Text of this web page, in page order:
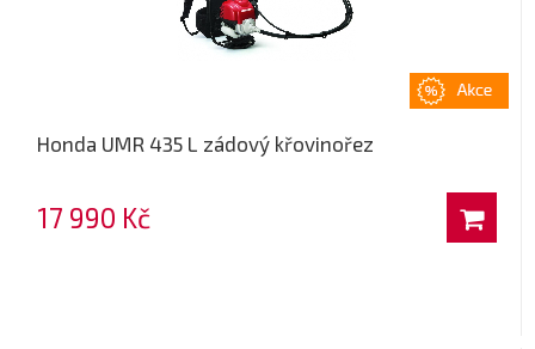
Honda UMR 435 L zádový křovinořez
17 990 Kč